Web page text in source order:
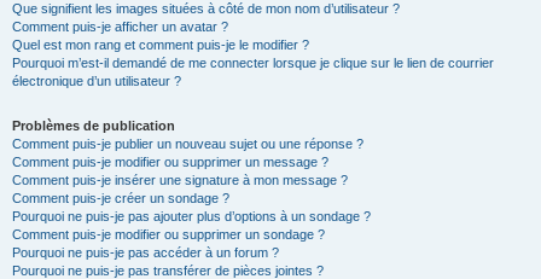
Que signifient les images situées à côté de mon nom d’utilisateur ?
Comment puis-je afficher un avatar ?
Quel est mon rang et comment puis-je le modifier ?
Pourquoi m’est-il demandé de me connecter lorsque je clique sur le lien de courrier
électronique d’un utilisateur ?
Problèmes de publication
Comment puis-je publier un nouveau sujet ou une réponse ?
Comment puis-je modifier ou supprimer un message ?
Comment puis-je insérer une signature à mon message ?
Comment puis-je créer un sondage ?
Pourquoi ne puis-je pas ajouter plus d’options à un sondage ?
Comment puis-je modifier ou supprimer un sondage ?
Pourquoi ne puis-je pas accéder à un forum ?
Pourquoi ne puis-je pas transférer de pièces jointes ?